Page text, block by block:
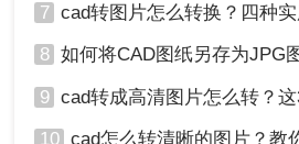
7 cad转图片怎么转换？四种实
8 如何将CAD图纸另存为JPG图片？教
9 cad转成高清图片怎么转？这3
10 cad怎么转清晰的图片？教